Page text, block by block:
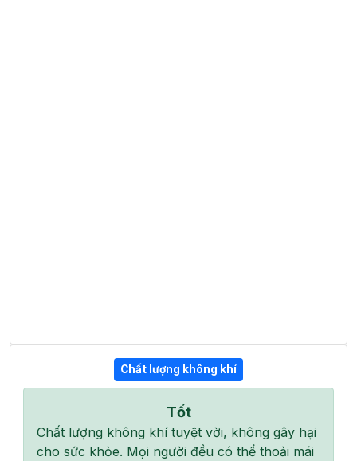
Chất lượng không khí
Tốt
Chất lượng không khí tuyệt vời, không gây hại
cho sức khỏe. Mọi người đều có thể thoải mái